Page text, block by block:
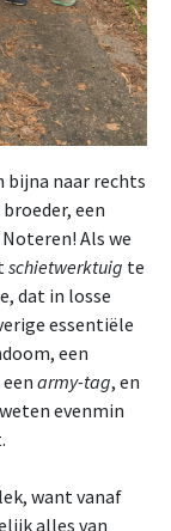
bijna naar rechts
een
Als we
schietwerktuig te
dat in losse
essentiële
een
army-tag, en
evenmin
want vanaf
alles van